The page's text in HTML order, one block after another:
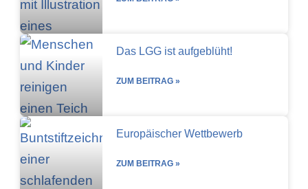
Das LGG ist aufgeblüht!
ZUM BEITRAG »
Europäischer Wettbewerb
ZUM BEITRAG »